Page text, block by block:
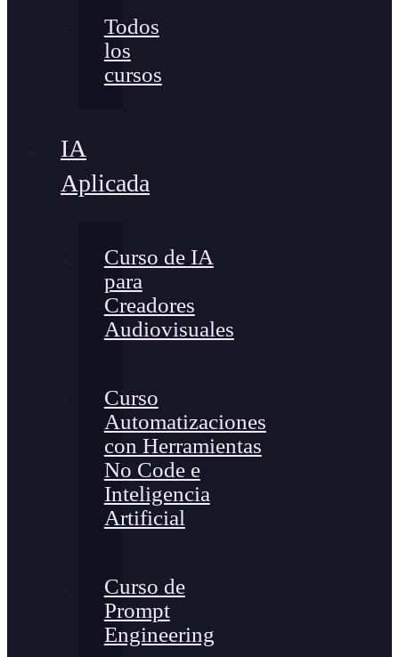
Todos
los
cursos
IA
Aplicada
Curso de IA
para
Creadores
Audiovisuales
Curso
Automatizaciones
con Herramientas
No Code e
Inteligencia
Artificial
Curso de
Prompt
Engineering